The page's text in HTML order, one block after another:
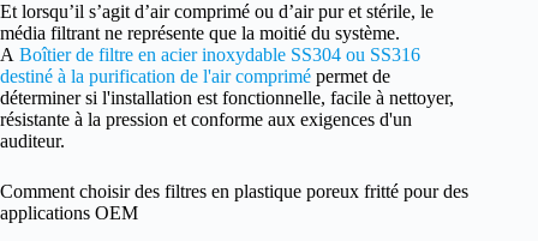
Et lorsqu’il s’agit d’air comprimé ou d’air pur et stérile, le
média filtrant ne représente que la moitié du système.
A Boîtier de filtre en acier inoxydable SS304 ou SS316
destiné à la purification de l'air comprimé permet de
déterminer si l'installation est fonctionnelle, facile à nettoyer,
résistante à la pression et conforme aux exigences d'un
auditeur.
Comment choisir des filtres en plastique poreux fritté pour des
applications OEM